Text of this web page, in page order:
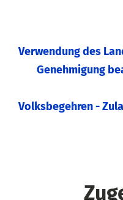
Verwendung des
Genehmigung
Volksbegehren -